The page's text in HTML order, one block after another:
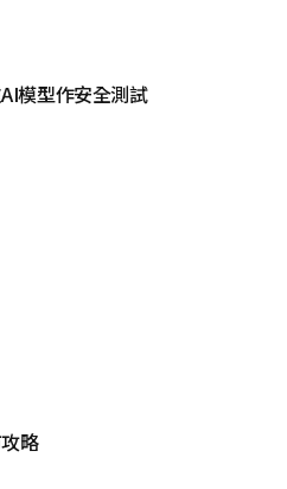
模型作安全測試
略